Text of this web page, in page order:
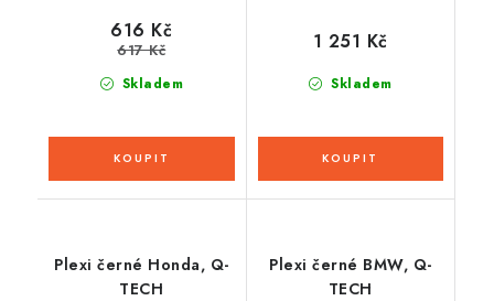
Skladem
616 Kč
617 Kč
Skladem
1 251 Kč
Plexi černé Honda, Q-
TECH
Plexi černé BMW, Q-
TECH